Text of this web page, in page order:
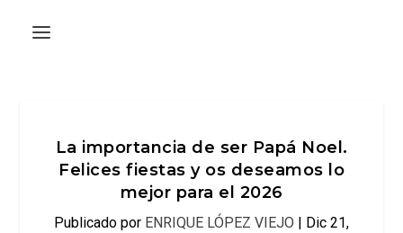
La importancia de ser Papá Noel.
Felices fiestas y os deseamos lo
mejor para el 2026
Publicado por ENRIQUE LÓPEZ VIEJO | Dic 21,